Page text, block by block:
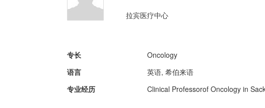
拉宾医疗中心
专长
Oncology
语言
英语, 希伯来语
专业经历
Clinical Professorof Oncology in